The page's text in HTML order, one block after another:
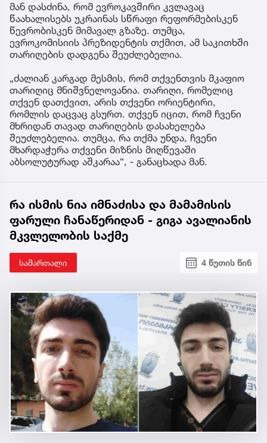
მან დასძინა, რომ ევროკავშირი კვლავაც
წაახალისებს უკრაინას სწრაფი რეფორმებისკენ
წევრობისკენ მიმავალ გზაზე. თუმცა,
ევროკომისიის პრეზიდენტის თქმით, ამ საკითხში
თარიღების დადგენა შეუძლებელია.
„ძალიან კარგად მესმის, რომ თქვენთვის მკაფიო
თარიღიც მნიშვნელოვანია. თარიღი, რომელიც
თქვენ დათქვით, არის თქვენი ორიენტირი,
რომლის დაცვაც გსურთ. თქვენ იცით, რომ ჩვენი
მხრიდან თავად თარიღების დასახელება
შეუძლებელია. თუმცა, რა თქმა უნდა, ჩვენი
მხარდაჭერა თქვენი მიზნის მიღწევაში
აბსოლუტურად აშკარაა“, - განაცხადა მან.
რა ისმის ნია იმნაძისა და მამამისის
ფარული ჩანაწერიდან - გიგა ავალიანის
მკვლელობის საქმე
სამართალი 4 წუთის წინ